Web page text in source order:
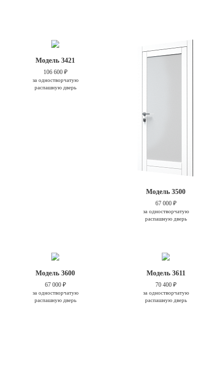
Модель 3421
106 600 ₽
за одностворчатую
распашную дверь
Модель 3500
67 000 ₽
за одностворчатую
распашную дверь
Модель 3600
67 000 ₽
за одностворчатую
распашную дверь
Модель 3611
70 400 ₽
за одностворчатую
распашную дверь